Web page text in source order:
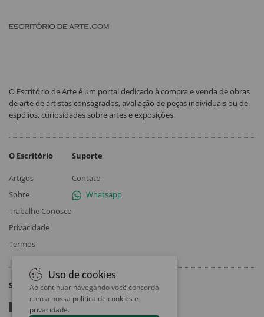
O Escritório de Arte é um portal dedicado à compra e venda de obras
de arte de artistas consagrados, avaliação de peças individuais ou de
espólios, curiosidades sobre artes e exposições.
O Escritório
Artigos
Sobre
Trabalhe Conosco
Privacidade
Termos
Suporte
Contato
Whatsapp
Siga
Uso de cookies
Ao continuar navegando você concorda
com a nossa política de cookies e
privacidade.